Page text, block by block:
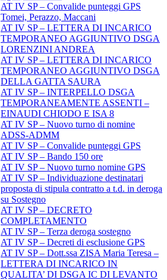
AT IV SP – Convalide punteggi GPS
Tomei, Perazzo, Maccani
AT IV SP – LETTERA DI INCARICO
TEMPORANEO AGGIUNTIVO DSGA
LORENZINI ANDREA
AT IV SP – LETTERA DI INCARICO
TEMPORANEO AGGIUNTIVO DSGA
DELLA GATTA SAURA
AT IV SP – INTERPELLO DSGA
TEMPORANEAMENTE ASSENTI –
EINAUDI CHIODO E ISA 8
AT IV SP – Nuovo turno di nomine
ADSS-ADMM
AT IV SP – Convalide punteggi GPS
AT IV SP – Bando 150 ore
AT IV SP – Nuovo turno nomine GPS
AT IV SP – Individuazione destinatari
proposta di stipula contratto a t.d. in deroga
su Sostegno
AT IV SP – DECRETO
COMPLETAMENTO
AT IV SP – Terza deroga sostegno
AT IV SP – Decreti di esclusione GPS
AT IV SP – Dott.ssa ZISA Maria Teresa –
LETTERA DI INCARICO IN
QUALITA’ DI DSGA IC DI LEVANTO